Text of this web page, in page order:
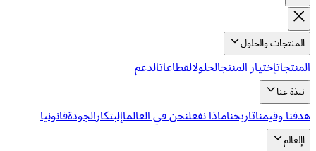
المنتجات والحلول
المنتجاتإختيار المنتجالحلولالقطاعاتالدعم
نبذة عنا
هدفنا وقيمناتاريخناماذا نفعلنحن في العالماإلبتكارالجودةقانونيا
اإلعالم